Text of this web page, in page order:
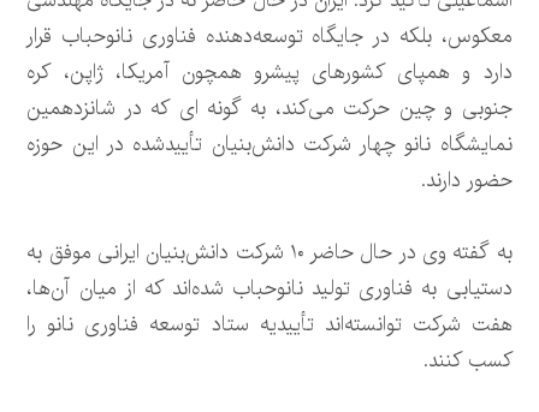
معکوس، بلکه در جایگاه توسعه‌دهنده فناوری نانوحباب قرار
دارد و همپای کشورهای پیشرو همچون آمریکا، ژاپن، کره
جنوبی و چین حرکت می‌کند، به گونه ای که در شانزدهمین
نمایشگاه نانو چهار شرکت دانش‌بنیان تأییدشده در این حوزه
حضور دارند.
به گفته وی در حال حاضر ۱۰ شرکت دانش‌بنیان ایرانی موفق به
دستیابی به فناوری تولید نانوحباب شده‌اند که از میان آن‌ها،
هفت شرکت توانسته‌اند تأییدیه ستاد توسعه فناوری نانو را
کسب کنند.